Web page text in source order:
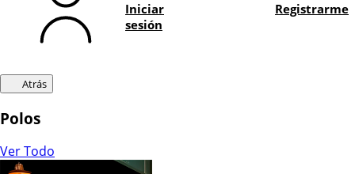
Iniciar
sesión
Registrarme
Atrás
Polos
Ver Todo